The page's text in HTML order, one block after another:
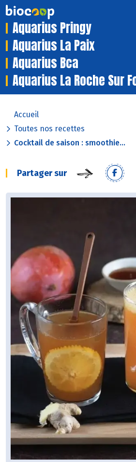
Aquarius Pringy
Aquarius La Paix
Aquarius Bca
Aquarius La Roche Sur
Accueil
Toutes nos recettes
Cocktail de saison : smoothie...
Partager sur